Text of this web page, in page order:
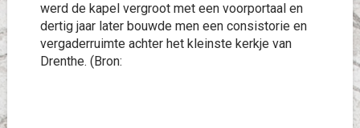
werd de kapel vergroot met een voorportaal en
dertig jaar later bouwde men een consistorie en
vergaderruimte achter het kleinste kerkje van
Drenthe. (Bron: